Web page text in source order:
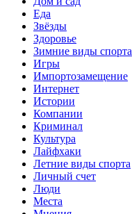
Еда
Звёзды
Здоровье
Зимние виды спорта
Игры
Импортозамещение
Интернет
Истории
Компании
Криминал
Культура
Лайфхаки
Летние виды спорта
Личный счет
Люди
Места